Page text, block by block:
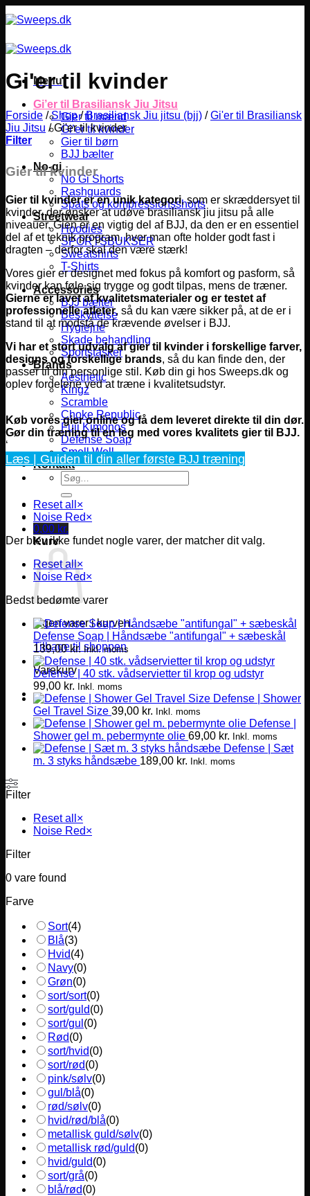
til
Menu
Gi’er til Brasiliansk Jiu Jitsu
Gier til mænd
Gi’er til kvinder
Gier til børn
BJJ bælter
No-gi
No Gi Shorts
Rashguards
Spats og kompressionsshorts
Streetwear
Hoodies
SPORTSBUKSER
Sweatshirts
T-Shirts
Accessories
BJJ bælter
Beskyttelse
Hygiejne
Skade behandling
Sportstasker
Brands
Aesthetic
Kingz
Scramble
Choke Republic
Fuji Kimonos
Defense Soap
Smell Well
Kontakt
Søg
efter:
0,00 kr.
Kurv
Ingen varer i kurven.
Tilbage til shoppen
Varekurv
Gi'er til kvinder
Forside / Shop / Brasiliansk Jiu jitsu (bjj) / Gi'er til Brasiliansk
Jiu Jitsu /Gi'er til kvinder
Filter
Gier til kvinder
Gier til kvinder er en unik kategori, som er skræddersyet til
kvinder, der ønsker at udøve brasiliansk jiu jitsu på alle
niveauer. Gien er en vigtig del af BJJ, da den er en essentiel
del af et teknik program, hvor man ofte holder godt fast i
dragten – derfor skal den være stærk!
Vores gier er designet med fokus på komfort og pasform, så
kvinder kan føle sig trygge og godt tilpas, mens de træner.
Gierne er lavet af kvalitetsmaterialer og er testet af
professionelle atleter, så du kan være sikker på, at de er i
stand til at modstå de krævende øvelser i BJJ.
Vi har et stort udvalg af gier til kvinder i forskellige farver,
designs og forskellige brands, så du kan finde den, der
passer til din personlige stil. Køb din gi hos Sweeps.dk og
oplev fordelene ved at træne i kvalitetsudstyr.
Køb vores gier online og få dem leveret direkte til din dør.
Gør din træning til en leg med vores kvalitets gier til BJJ.
‘
Læs | Guiden til din aller første BJJ træning
Reset all ×
Noise Red×
Der blev ikke fundet nogle varer, der matcher dit valg.
Reset all×
Noise Red×
Bedst bedømte varer
Defense Soap | Håndsæbe "antifungal" + sæbeskål
139,00kr. Inkl. moms
Defense | 40 stk. vådservietter til krop og udstyr
99,00 kr. Inkl. moms
Defense | Shower
Gel Travel Size 39,00 kr. Inkl. moms
Defense |
Shower gel m. pebermynte olie 69,00 kr. Inkl. moms
Defense | Sæt
m. 3 styks håndsæbe 189,00 kr. Inkl. moms
Filter
Reset all ×
Noise Red×
Filter
0 vare found
Farve
Sort(4)
Blå(3)
Hvid(4)
Navy(0)
Grøn(0)
sort/sort(0)
sort/guld(0)
sort/gul (0)
Rød(0)
sort/hvid(0)
sort/rød(0)
pink/sølv(0)
gul/blå(0)
rød/sølv(0)
hvid/rød/blå(0)
metallisk guld/sølv(0)
metallisk rød/guld(0)
hvid/guld(0)
sort/grå(0)
blå/rød(0)